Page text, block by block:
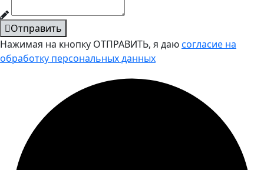
Отправить
Нажимая на кнопку ОТПРАВИТЬ, я даюсогласие на
обработку персональных данных